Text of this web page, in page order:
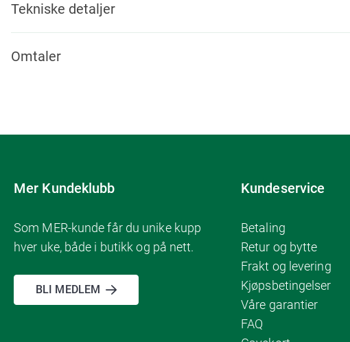
Tekniske detaljer
Omtaler
Mer Kundeklubb
Som MER-kunde får du unike kupp
hver uke, både i butikk og på nett.
BLI MEDLEM
Kundeservice
Betaling
Retur og bytte
Frakt og levering
Kjøpsbetingelser
Våre garantier
FAQ